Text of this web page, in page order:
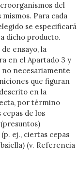
del
Para cada
se especificará
dicho producto.
ensayo, la
en el Apartado 3 y
no necesariamente
que figuran
en la
por término
de los
ej., ciertas cepas
(v. Referencia